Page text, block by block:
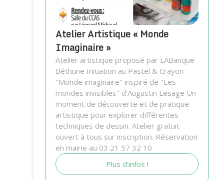
Atelier Artistique « Monde
Imaginaire »
Atelier artistique proposé par LABanque
Béthune Initiation au Pastel & Crayon
"Monde imaginaire" inspiré de "Les
mondes invisibles" d'Augustin Lesage Un
moment de découverte et de pratique
artistique pour explorer différentes
techniques de dessin. Atelier gratuit
ouvert à tous sur inscription. Réservation
en mairie au 03 21 57 32 10
Plus d'infos !